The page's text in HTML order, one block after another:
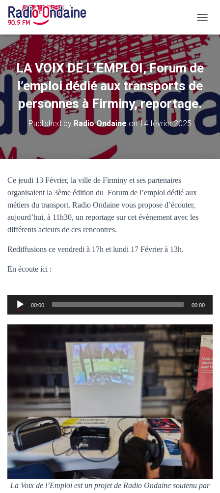
U
V
I
R
F
E
R
M
E
R
LA VOIX DE L’EMPLOI, Forum de
l’emploi dédié aux transports de
personnes à Firminy, reportage.
Published by Radio Ondaine on14 février 2025
Ce jeudi 13 Février, la ville de Firminy et ses partenaires
organisaient la 3ème édition du Forum de l’emploi dédié aux
métiers du transport. Radio Ondaine vous propose d’écouter,
aujourd’hui, à 11h30, un reportage sur cet évènement avec les
différents acteurs de ces rencontres.
Rediffusions ce vendredi à 17h et lundi 17 Février à 13h.
En écoute ici :
Lecteur
audio
00:00 00:00
La Voix de l’Emploi est un projet de Radio Ondaine soutenu par